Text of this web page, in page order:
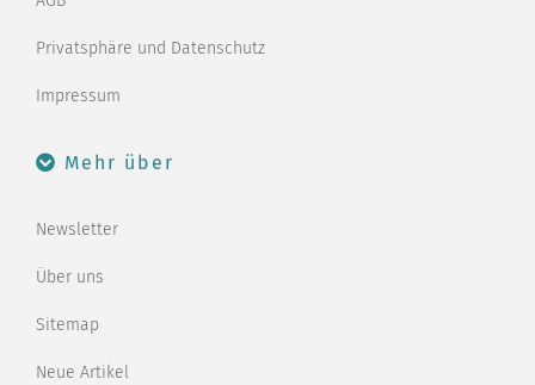
Privatsphäre und Datenschutz
Impressum
Mehr über
Newsletter
Über uns
Sitemap
Neue Artikel